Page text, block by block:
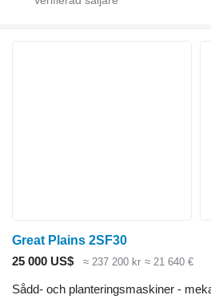
Great Plains 2SF30
25 000 US$
≈ 237 200 kr ≈ 21 640 €
Sådd- och planteringsmaskiner -